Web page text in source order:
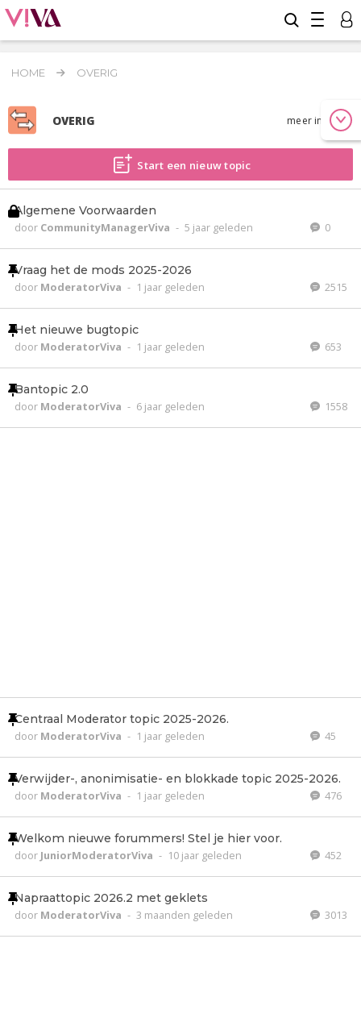
HOME OVERIG
OVERIG meer info
Start een nieuw topic
Algemene Voorwaarden
door CommunityManagerViva - 5 jaar geleden 0
Vraag het de mods 2025-2026
door ModeratorViva - 1 jaar geleden 2515
Het nieuwe bugtopic
door ModeratorViva - 1 jaar geleden 653
Bantopic 2.0
door ModeratorViva - 6 jaar geleden 1558
Centraal Moderator topic 2025-2026.
door ModeratorViva - 1 jaar geleden 45
Verwijder-, anonimisatie- en blokkade topic 2025-2026.
door ModeratorViva - 1 jaar geleden 476
Welkom nieuwe forummers! Stel je hier voor.
door JuniorModeratorViva - 10 jaar geleden 452
Napraattopic 2026.2 met geklets
door ModeratorViva - 3 maanden geleden 3013